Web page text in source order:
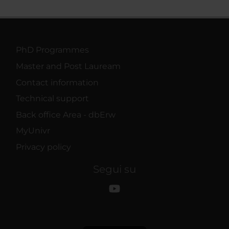
PhD Programmes
Master and Post Lauream
Contact information
Technical support
Back office Area - dbErw
MyUnivr
Privacy policy
Segui su